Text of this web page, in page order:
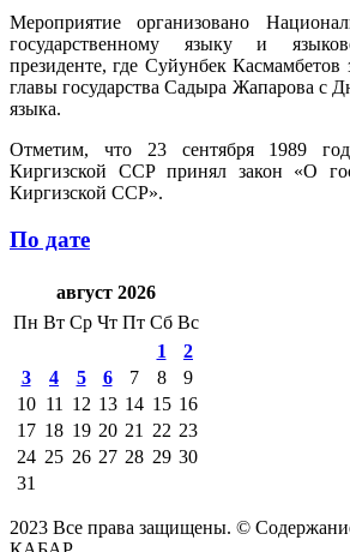
Мероприятие организовано
государственному языку и
президенте, где Суйунбек Касмамбетов
главы государства Садыра Жапарова с
языка.
Отметим, что 23 сентября 1989
Киргизской ССР принял закон «О
Киргизской ССР».
По дате
август 2026
Пн Вт Ср Чт Пт Сб Вс
1
2
3
4 5 6 7 8
9
10 11 12 13 14 15 16
17 18 19 20 21 22 23
24 25 26 27 28 29 30
31
2023 Все права защищены. ©